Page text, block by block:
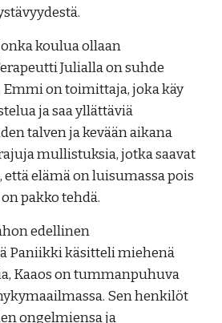
koulua ollaan
Julialla on suhde
Emmi on toimittaja, joka käy
ja saa yllättäviä
talven ja kevään aikana
mullistuksia, jotka saavat
elämä on luisumassa pois
pakko tehdä.
edellinen
Paniikki käsitteli miehenä
Kaaos on tummanpuhuva
Sen henkilöt
ongelmiensa ja